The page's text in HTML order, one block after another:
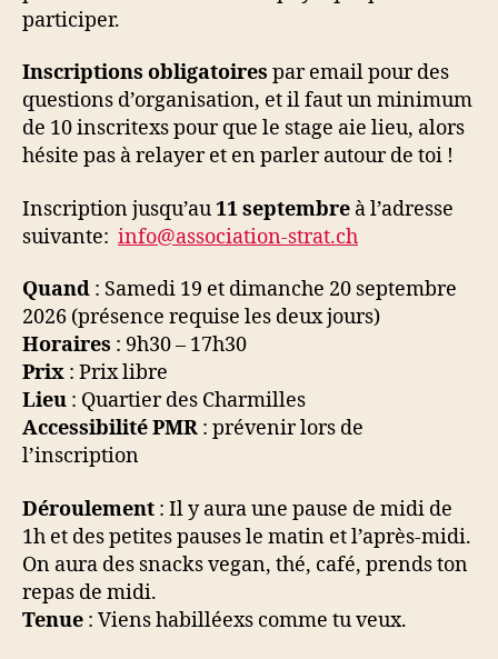
participer.
Inscriptions obligatoires par email pour des
questions d’organisation, et il faut un minimum
de 10 inscritexs pour que le stage aie lieu, alors
hésite pas à relayer et en parler autour de toi !
Inscription jusqu’au11 septembre à l’adresse
suivante: info@association-strat.ch
Quand : Samedi 19 et dimanche 20 septembre
2026 (présence requise les deux jours)
Horaires : 9h30 – 17h30
Prix : Prix libre
Lieu : Quartier des Charmilles
Accessibilité PMR : prévenir lors de
l’inscription
Déroulement : Il y aura une pause de midi de
1h et des petites pauses le matin et l’après-midi.
On aura des snacks vegan, thé, café, prends ton
repas de midi.
Tenue : Viens habilléexs comme tu veux.